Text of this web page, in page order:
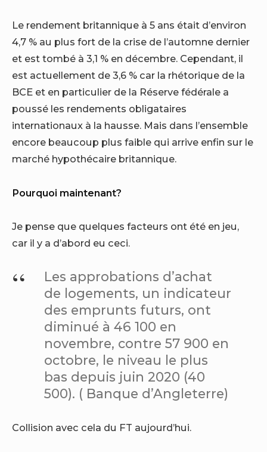
Le rendement britannique à 5 ans était d’environ
4,7 % au plus fort de la crise de l’automne dernier
et est tombé à 3,1 % en décembre. Cependant, il
est actuellement de 3,6 % car la rhétorique de la
BCE et en particulier de la Réserve fédérale a
poussé les rendements obligataires
internationaux à la hausse. Mais dans l’ensemble
encore beaucoup plus faible qui arrive enfin sur le
marché hypothécaire britannique.
Pourquoi maintenant?
Je pense que quelques facteurs ont été en jeu,
car il y a d’abord eu ceci.
Les approbations d’achat
de logements, un indicateur
des emprunts futurs, ont
diminué à 46 100 en
novembre, contre 57 900 en
octobre, le niveau le plus
bas depuis juin 2020 (40
500). ( Banque d’Angleterre)
Collision avec cela du FT aujourd’hui.